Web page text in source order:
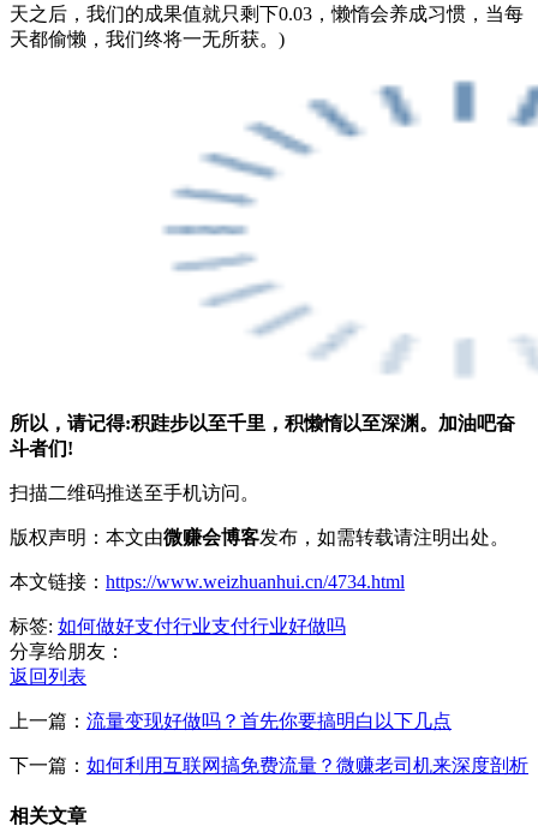
天之后，我们的成果值就只剩下0.03，懒惰会养成习惯，当每
天都偷懒，我们终将一无所获。)
所以，请记得:积跬步以至千里，积懒惰以至深渊。加油吧奋
斗者们!
扫描二维码推送至手机访问。
版权声明：本文由微赚会博客发布，如需转载请注明出处。
本文链接： https://www.weizhuanhui.cn/4734.html
标签: 如何做好支付行业支付行业好做吗
分享给朋友：
返回列表
上一篇： 流量变现好做吗？首先你要搞明白以下几点
下一篇： 如何利用互联网搞免费流量？微赚老司机来深度剖析
相关文章